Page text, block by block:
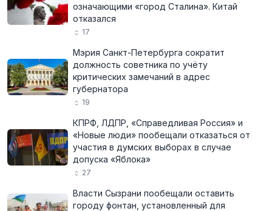
означающими «город Сталина». Китай
отказался
17
Мэрия Санкт-Петербурга сократит
должность советника по учёту
критических замечаний в адрес
губернатора
19
КПРФ, ЛДПР, «Справедливая Россия» и
«Новые люди» пообещали отказаться от
участия в думских выборах в случае
допуска «Яблока»
27
Власти Сызрани пообещали оставить
городу фонтан, установленный для